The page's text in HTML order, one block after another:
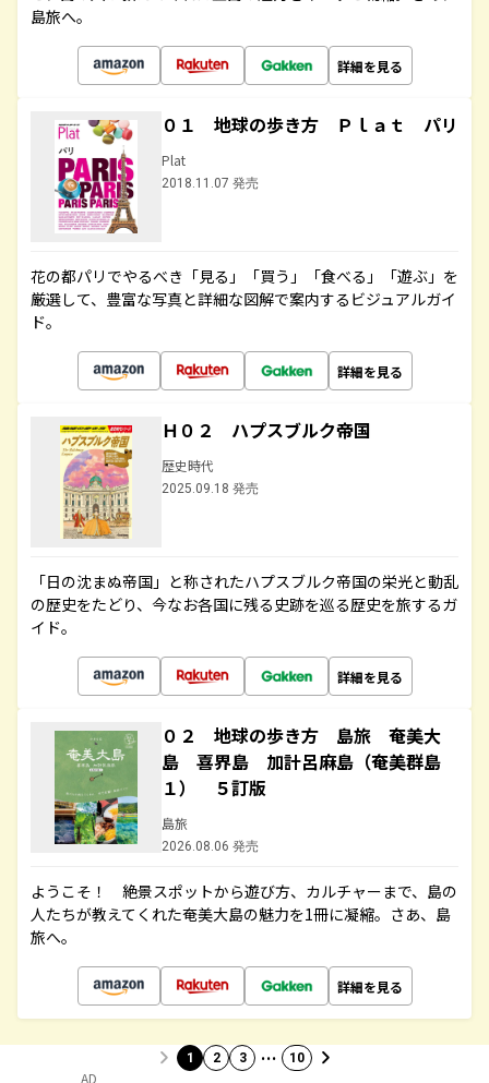
島旅へ。
詳細を見る
０１ 地球の歩き方 Ｐｌａｔ パリ
Plat
2018.11.07 発売
花の都パリでやるべき「見る」「買う」「食べる」「遊ぶ」を
厳選して、豊富な写真と詳細な図解で案内するビジュアルガイ
ド。
詳細を見る
Ｈ０２ ハプスブルク帝国
歴史時代
2025.09.18 発売
「日の沈まぬ帝国」と称されたハプスブルク帝国の栄光と動乱
の歴史をたどり、今なお各国に残る史跡を巡る歴史を旅するガ
イド。
詳細を見る
０２ 地球の歩き方 島旅 奄美大
島 喜界島 加計呂麻島（奄美群島
１） ５訂版
島旅
2026.08.06 発売
ようこそ！ 絶景スポットから遊び方、カルチャーまで、島の
人たちが教えてくれた奄美大島の魅力を1冊に凝縮。さあ、島
旅へ。
詳細を見る
1 2 3 … 10
AD